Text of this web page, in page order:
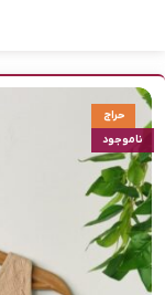
حراج
ناموجود